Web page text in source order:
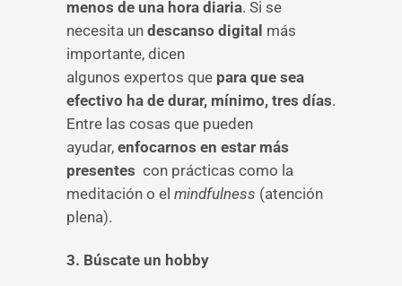
menos de una hora diaria. Si se
necesita un descanso digital más
importante, dicen
algunos expertos que para que sea
efectivo ha de durar, mínimo, tres días.
Entre las cosas que pueden
ayudar, enfocarnos en estar más
presentes con prácticas como la
meditación o el mindfulness (atención
plena).
3. Búscate un hobby